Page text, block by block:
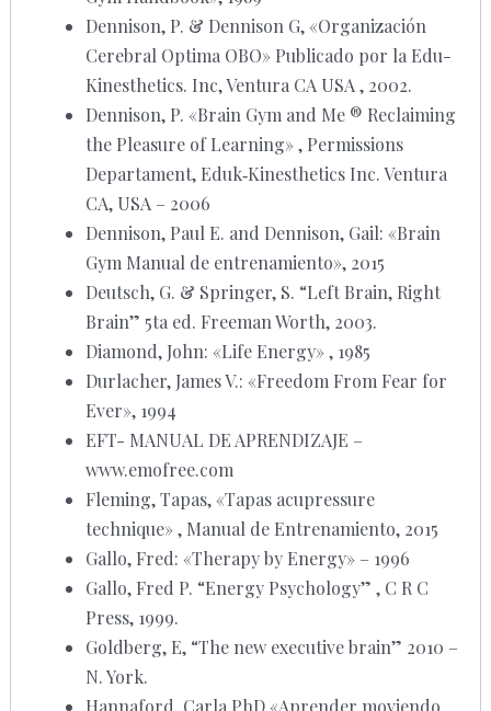
Dennison, P. & Dennison G, «Organización
Cerebral Optima OBO» Publicado por la Edu­
Kinesthetics. Inc, Ventura­ CA USA , 2002.
Dennison, P. «Brain Gym and Me ® Reclaiming
the Pleasure of Learning» , Permissions
Departament, Eduk‐Kinesthetics Inc. Ventura
CA, USA – 2006
Dennison, Paul E. and Dennison, Gail: «Brain
Gym Manual de entrenamiento», 2015
Deutsch, G. & Springer, S. “Left Brain, Right
Brain” 5ta ed. Freeman Worth, 2003.
Diamond, John: «Life Energy» , 1985
Durlacher, James V.: «Freedom From Fear for
Ever», 1994
EFT- MANUAL DE APRENDIZAJE –
www.emofree.com
Fleming, Tapas, «Tapas acupressure
technique» , Manual de Entrenamiento, 2015
Gallo, Fred: «Therapy by Energy» – 1996
Gallo, Fred P. “Energy Psychology” , C R C
Press, 1999.
Goldberg, E, “The new executive brain” 2010 –
N. York.
Hannaford, Carla PhD «Aprender moviendo